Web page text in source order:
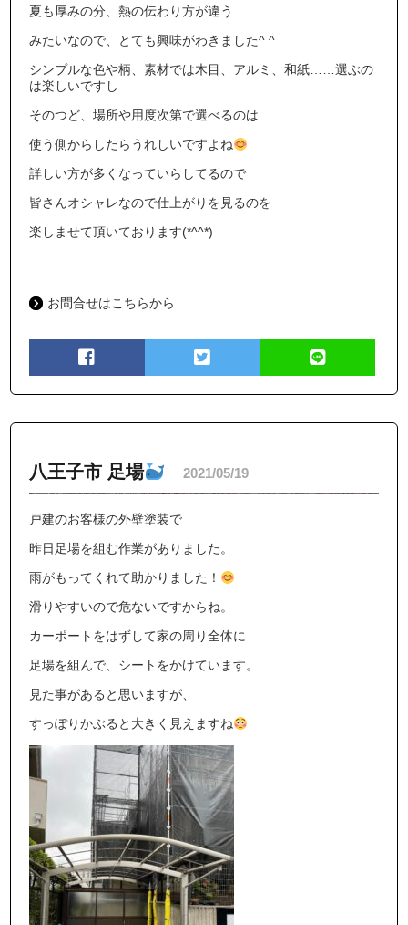
夏も厚みの分、熱の伝わり方が違う
みたいなので、とても興味がわきました^ ^
シンプルな色や柄、素材では木目、アルミ、和紙……選ぶの
は楽しいですし
そのつど、場所や用度次第で選べるのは
使う側からしたらうれしいですよね
詳しい方が多くなっていらしてるので
皆さんオシャレなので仕上がりを見るのを
楽しませて頂いております(*^^*)
お問合せはこちらから
八王子市 足場 2021/05/19
戸建のお客様の外壁塗装で
昨日足場を組む作業がありました。
雨がもってくれて助かりました！
滑りやすいので危ないですからね。
カーポートをはずして家の周り全体に
足場を組んで、シートをかけています。
見た事があると思いますが、
すっぽりかぶると大きく見えますね